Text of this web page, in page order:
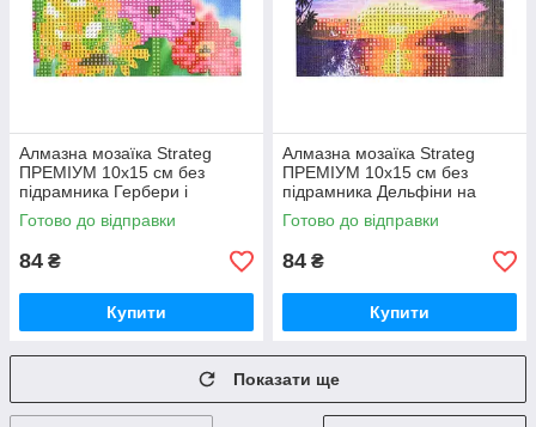
Алмазна мозаїка Strateg
ПРЕМІУМ 10х15 см без
підрамника Гербери і
метелики (YAB14425)
Готово до відправки
84 ₴
Купити
Алмазна мозаїка Strateg
ПРЕМІУМ 10х15 см без
підрамника Дельфіни на
заході сонця (YAB29566)
Готово до відправки
84 ₴
Купити
Показати ще